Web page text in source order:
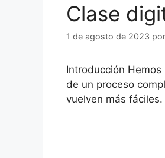
Clase
1 de agosto de 2023 por
Introducción
de un proceso
vuelven más